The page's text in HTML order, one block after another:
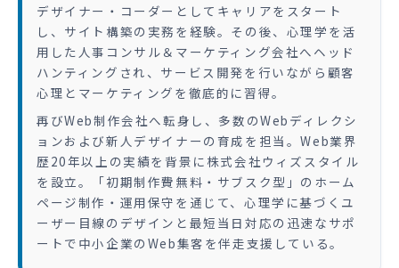
デザイナー・コーダーとしてキャリアをスタート
し、サイト構築の実務を経験。その後、心理学を活
用した人事コンサル＆マーケティング会社へヘッド
ハンティングされ、サービス開発を行いながら顧客
心理とマーケティングを徹底的に習得。
再びWeb制作会社へ転身し、多数のWebディレクシ
ョンおよび新人デザイナーの育成を担当。Web業界
歴20年以上の実績を背景に株式会社ウィズスタイル
を設立。「初期制作費無料・サブスク型」のホーム
ページ制作・運用保守を通じて、心理学に基づくユ
ーザー目線のデザインと最短当日対応の迅速なサポ
ートで中小企業のWeb集客を伴走支援している。